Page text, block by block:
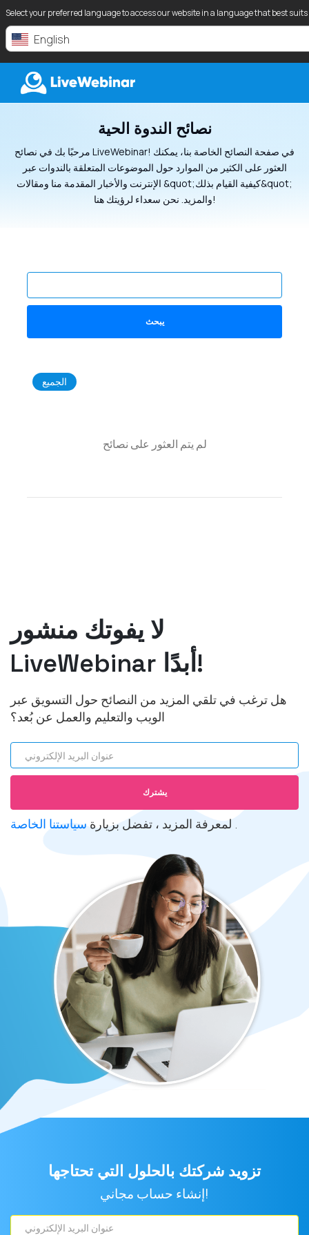
Select your preferred language to access our website in a language that best
English
LIVEWEBINAR.COMنصائح الندوة الحية
مرحبًا بك في نصائح LiveWebinar! في صفحة النصائح الخاصة بنا، يمكنك
العثور على الكثير من الموارد حول الموضوعات المتعلقة بالندوات عبر
الإنترنت والأخبار المقدمة منا ومقالات &quot;كيفية القيام بذلك&quot;
والمزيد. نحن سعداء لرؤيتك هنا!
يبحث
الجميع
لم يتم العثور على نصائح
لا يفوتك منشور
LiveWebinar أبدًا!
هل ترغب في تلقي المزيد من النصائح حول التسويق عبر
الويب والتعليم والعمل عن بُعد؟
عنوان البريد الإلكتروني
يشترك
لمعرفة المزيد ، تفضل بزيارة .
تزويد شركتك بالحلول التي تحتاجها
إنشاء حساب مجاني!
عنوان